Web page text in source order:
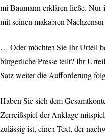
mi Baumann erklären ließe. Nur
mit seinen makabren
… Oder möchten Sie Ihr Urteil
bürgerliche Presse teilt? Ihr
Satz weiter die Aufforderung
Haben Sie sich dem
Zerreißspiel der Anklage
zulässig ist, einen Text, der